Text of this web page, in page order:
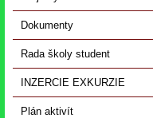
Dokumenty
Rada školy student
INZERCIE EXKURZIE
Plán aktivít